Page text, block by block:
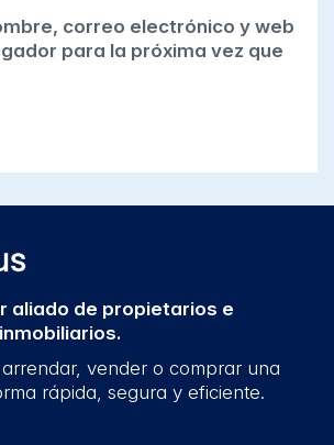
correo electrónico y web
para la próxima vez que
aliado de propietarios e
vender o comprar una
rápida, segura y eficiente.